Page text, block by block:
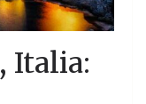
Italia: